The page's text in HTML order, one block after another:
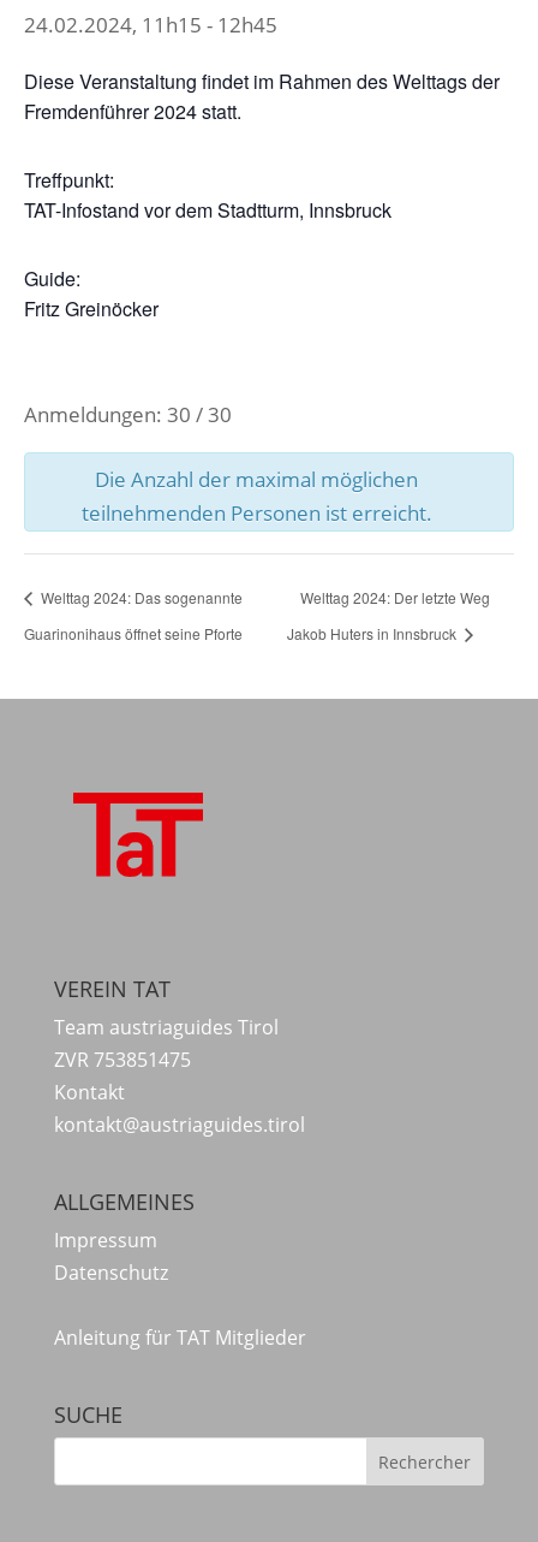
24.02.2024, 11h15 - 12h45
Diese Veranstaltung findet im Rahmen des Welttags der
Fremdenführer 2024 statt.
Treffpunkt:
TAT-Infostand vor dem Stadtturm, Innsbruck
Guide:
Fritz Greinöcker
Anmeldungen: 30 / 30
Die Anzahl der maximal möglichen
teilnehmenden Personen ist erreicht.
Welttag 2024: Das sogenannte
Guarinonihaus öffnet seine Pforte
Welttag 2024: Der letzte Weg
Jakob Huters in Innsbruck
VEREIN TAT
Team austriaguides Tirol
ZVR 753851475
Kontakt
kontakt@austriaguides.tirol
ALLGEMEINES
Impressum
Datenschutz
Anleitung für TAT Mitglieder
SUCHE